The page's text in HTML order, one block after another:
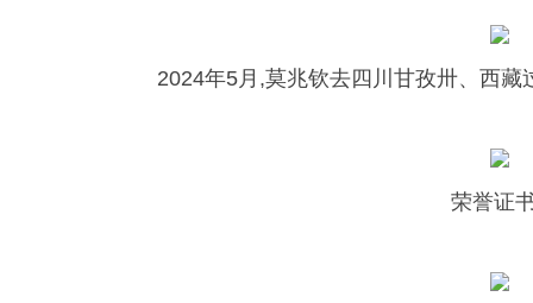
2024年5月,莫兆钦去四川甘孜卅、西
荣誉证